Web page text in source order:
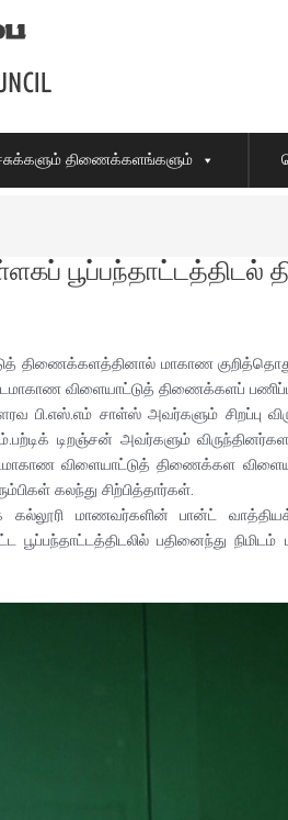
திணைக்களங்களும்
பூப்பந்தாட்டத்திடல்
திணைக்களத்தினால் மாகாண
விளையாட்டுத் திணைக்களப்
பி.எஸ்.எம் சாள்ஸ் அவர்களும் சிறப்பு
டிறஞ்சன் அவர்களும்
விளையாட்டுத் திணைக்கள
கலந்து சிற்பித்தார்கள்.
மாணவர்களின் பான்ட்
பூப்பந்தாட்டத்திடலில் பதினைந்து